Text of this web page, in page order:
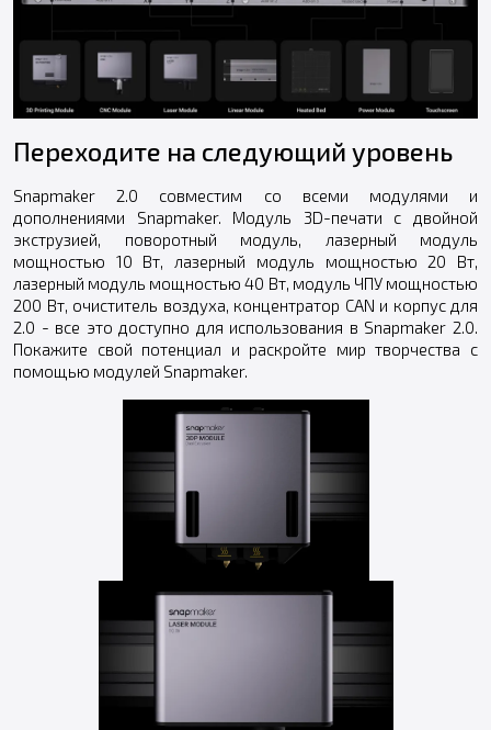
Переходите на следующий уровень
Snapmaker 2.0 совместим со всеми модулями и
дополнениями Snapmaker. Модуль 3D-печати с двойной
экструзией, поворотный модуль, лазерный модуль
мощностью 10 Вт, лазерный модуль мощностью 20 Вт,
лазерный модуль мощностью 40 Вт, модуль ЧПУ мощностью
200 Вт, очиститель воздуха, концентратор CAN и корпус для
2.0 - все это доступно для использования в Snapmaker 2.0.
Покажите свой потенциал и раскройте мир творчества с
помощью модулей Snapmaker.